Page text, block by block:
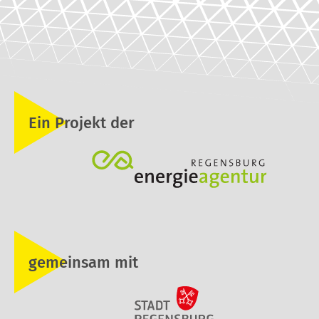
Ein Projekt der
gemeinsam mit